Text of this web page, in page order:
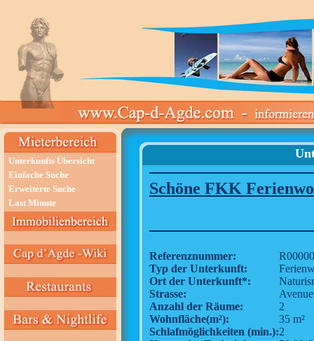
Unterkunfts Übersicht
Einfache Suche
Erweiterte Suche
Last Minute
Schöne FKK
Referenznummer:
Typ der Unterkunft:
Ort der Unterkunft*:
Strasse:
Anzahl der Räume:
2
Wohnfläche(m²):
35 m²
Schlafmöglichkeiten (min.):2